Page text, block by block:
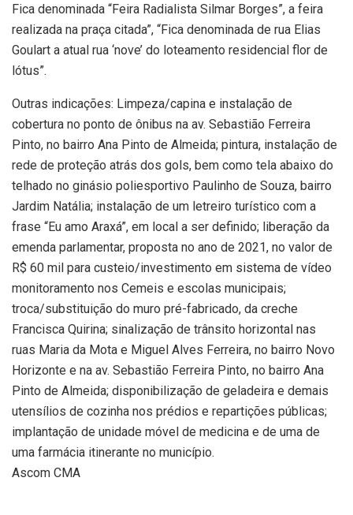
Fica denominada “Feira Radialista Silmar Borges”, a feira
realizada na praça citada”, “Fica denominada de rua Elias
Goulart a atual rua ‘nove’ do loteamento residencial flor de
lótus”.
Outras indicações: Limpeza/capina e instalação de
cobertura no ponto de ônibus na av. Sebastião Ferreira
Pinto, no bairro Ana Pinto de Almeida; pintura, instalação de
rede de proteção atrás dos gols, bem como tela abaixo do
telhado no ginásio poliesportivo Paulinho de Souza, bairro
Jardim Natália; instalação de um letreiro turístico com a
frase “Eu amo Araxá”, em local a ser definido; liberação da
emenda parlamentar, proposta no ano de 2021, no valor de
R$ 60 mil para custeio/investimento em sistema de vídeo
monitoramento nos Cemeis e escolas municipais;
troca/substituição do muro pré-fabricado, da creche
Francisca Quirina; sinalização de trânsito horizontal nas
ruas Maria da Mota e Miguel Alves Ferreira, no bairro Novo
Horizonte e na av. Sebastião Ferreira Pinto, no bairro Ana
Pinto de Almeida; disponibilização de geladeira e demais
utensílios de cozinha nos prédios e repartições públicas;
implantação de unidade móvel de medicina e de uma de
uma farmácia itinerante no município.
Ascom CMA